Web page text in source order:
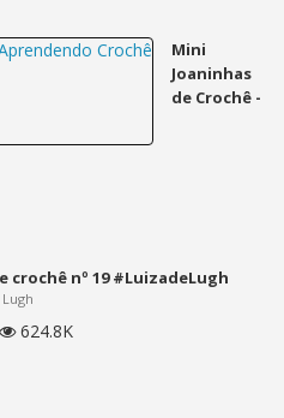
Mini
Joaninhas
de Crochê -
crochê nº 19 #LuizadeLugh
624.8K